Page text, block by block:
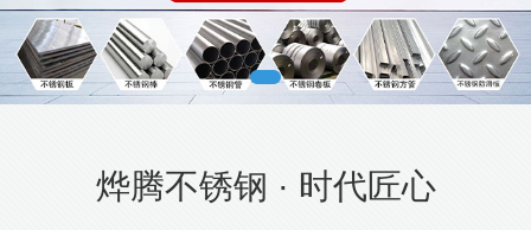
烨腾不锈钢 · 时代匠心